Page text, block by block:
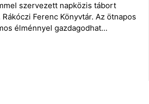
szervezett napközis tábort
Ferenc Könyvtár. Az ötnapos
élménnyel gazdagodhat…